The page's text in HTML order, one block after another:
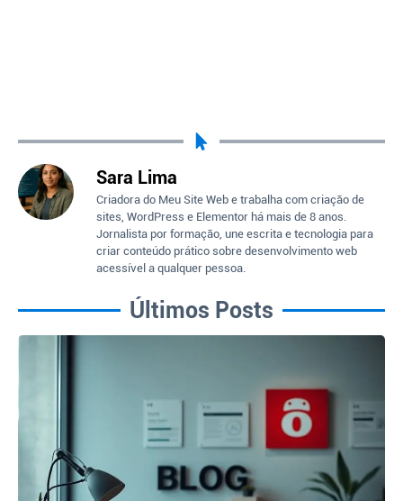
Sara Lima
Criadora do Meu Site Web e trabalha com criação de
sites, WordPress e Elementor há mais de 8 anos.
Jornalista por formação, une escrita e tecnologia para
criar conteúdo prático sobre desenvolvimento web
acessível a qualquer pessoa.
Últimos Posts